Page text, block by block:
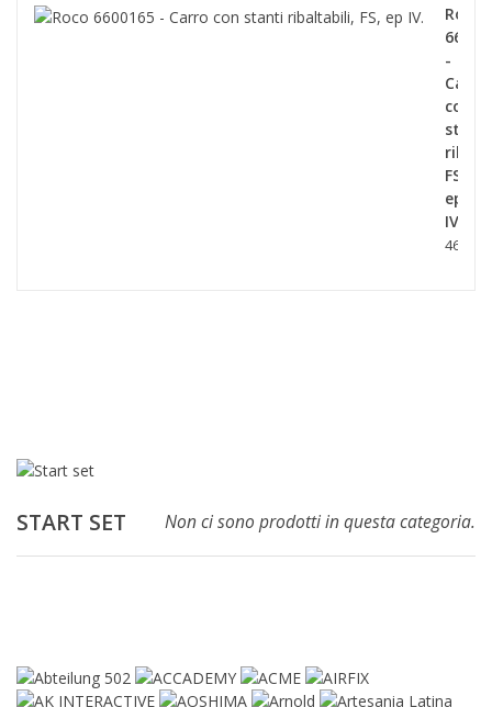
Roco
-
Carro
con
stanti
FS,
ep
IV.
46,90 €
START SET Non ci sono prodotti in questa categoria.